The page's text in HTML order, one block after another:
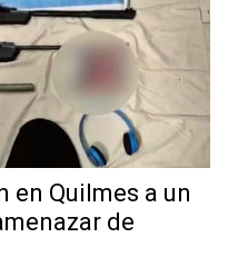
en Quilmes a un
de